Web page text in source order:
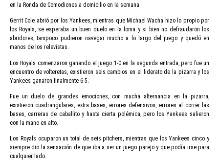
en la Ronda de Comodiones a domicilio en la semana.
Gerrit Cole abrió por los Yankees, mientras que Michael Wacha hizo lo propio por
los Royals, se esperaba un buen duelo en la loma y si bien no defraudaron los
abridores, tampoco pudieron navegar mucho a lo largo del juego y quedó en
manos de los relevistas.
Los Royals comenzaron ganando el juego 1-0 en la segunda entrada, pero fue un
encuentro de volteretas, existieron seis cambios en el liderato de la pizarra y los
Yankees ganaron finalmente 6-5.
Fue un duelo de grandes emociones, con mucha alternancia en la pizarra,
existieron cuadrangulares, extra bases, errores defensivos, errores al correr las
bases, carreras de caballito y hasta cierta polémica, pero los Yankees salieron
con la mano en alto.
Los Royals ocuparon un total de seis pitchers, mientras que los Yankees cinco y
siempre dio la sensación de que iba a ser un juego parejo y que podía irse para
cualquier lado.